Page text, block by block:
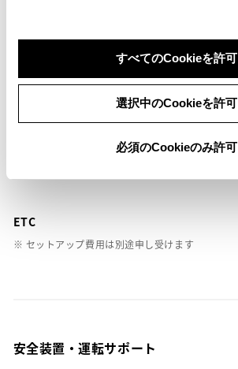
すべてのCookieを許可
選択中のCookieを許可
必須のCookieのみ許可
キーレス
ETC
※ セットアップ費用は別途申し受けます
安全装置・運転サポート